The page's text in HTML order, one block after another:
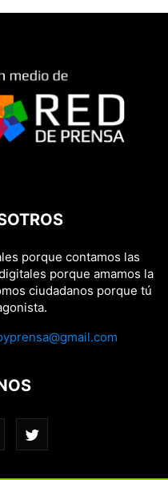
porque contamos las
porque amamos la
ciudadanos porque tú